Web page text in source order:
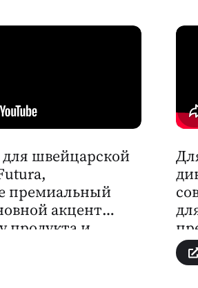
швейцарской
премиальный
акцент
продукта и
высокого
плавный монтаж